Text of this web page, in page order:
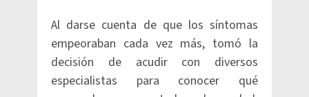
Al darse cuenta de que los síntomas
empeoraban cada vez más, tomó la
decisión de acudir con diversos
especialistas para conocer qué